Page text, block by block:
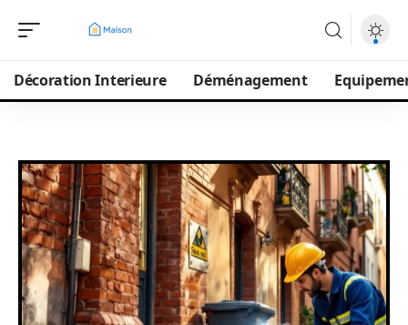
Décoration Interieure Déménagement